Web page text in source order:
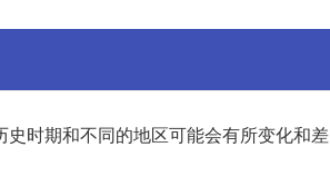
时期和不同的地区可能会有所变化和差